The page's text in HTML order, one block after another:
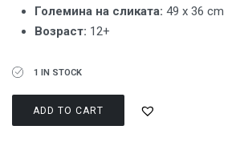
Големина на сликата: 49 x 36 cm
Возраст: 12+
1 IN STOCK
ADD TO CART